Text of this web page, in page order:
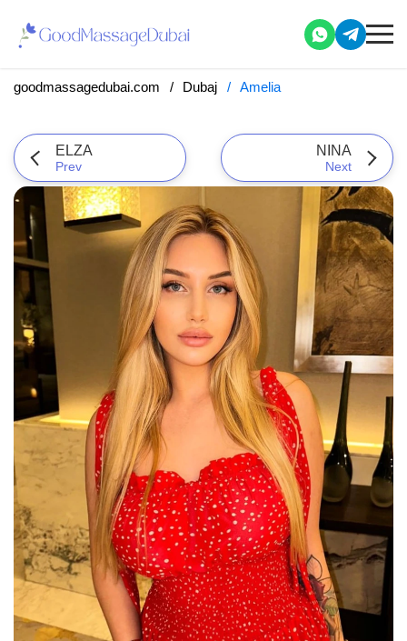
goodmassagedubai.com Dubaj Amelia
ELZA
Prev
NINA
Next